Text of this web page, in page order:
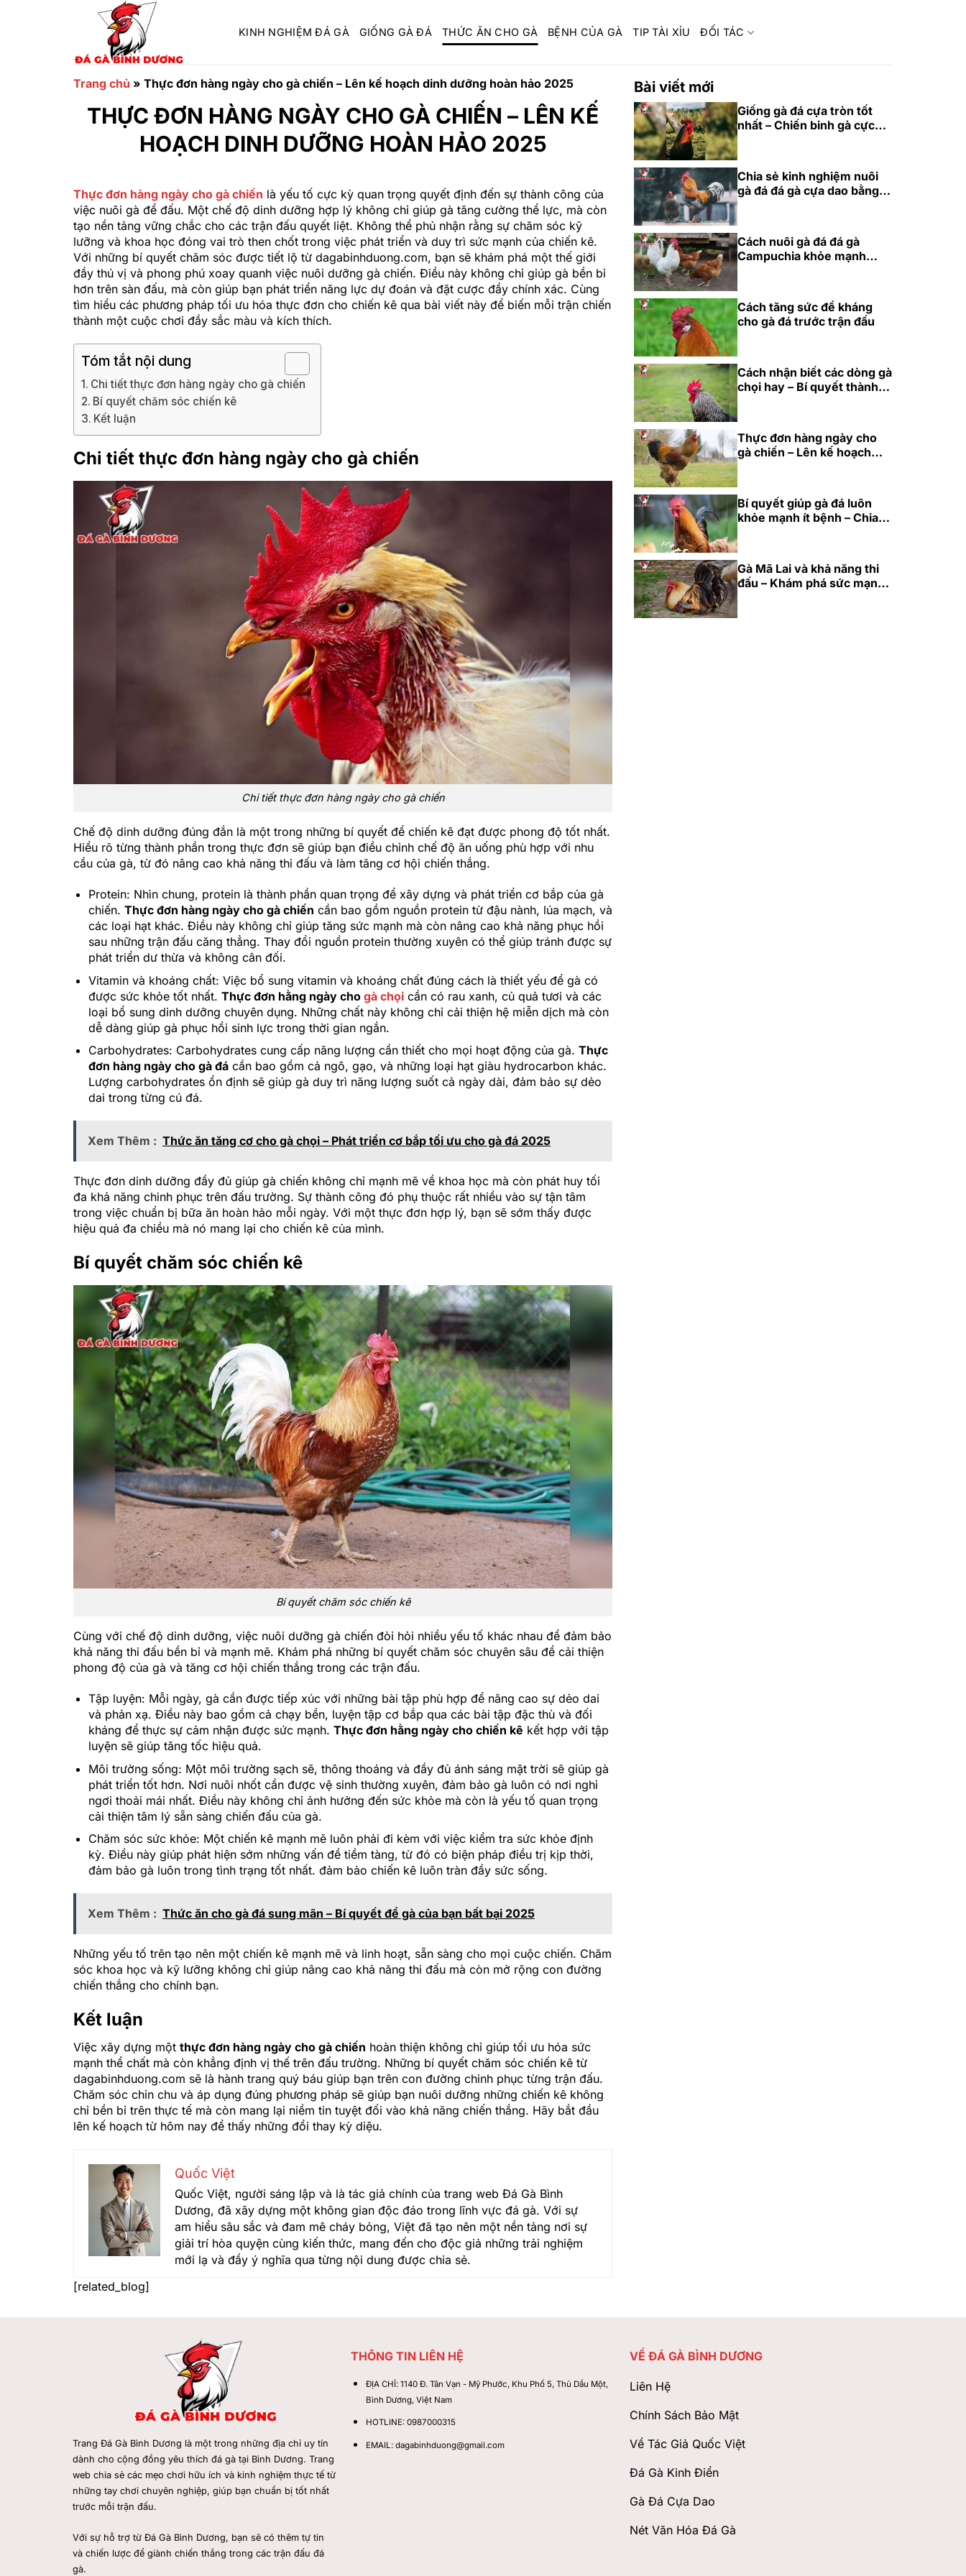
KINH NGHIỆM ĐÁ GÀ GIỐNG GÀ ĐÁ THỨC ĂN CHO GÀ BỆNH CỦA GÀ TIP TÀI XỈU ĐỐI TÁC
Trang chủ » Thực đơn hàng ngày cho gà chiến – Lên kế hoạch dinh dưỡng hoàn hảo 2025
THỰC ĐƠN HÀNG NGÀY CHO GÀ CHIẾN – LÊN KẾ
HOẠCH DINH DƯỠNG HOÀN HẢO 2025
Thực đơn hàng ngày cho gà chiến là yếu tố cực kỳ quan trọng quyết định đến sự thành công của
việc nuôi gà để đấu. Một chế độ dinh dưỡng hợp lý không chỉ giúp gà tăng cường thể lực, mà còn
tạo nền tảng vững chắc cho các trận đấu quyết liệt. Không thể phủ nhận rằng sự chăm sóc kỹ
lưỡng và khoa học đóng vai trò then chốt trong việc phát triển và duy trì sức mạnh của chiến kê.
Với những bí quyết chăm sóc được tiết lộ từ dagabinhduong.com, bạn sẽ khám phá một thế giới
đầy thú vị và phong phú xoay quanh việc nuôi dưỡng gà chiến. Điều này không chỉ giúp gà bền bỉ
hơn trên sàn đấu, mà còn giúp bạn phát triển năng lực dự đoán và đặt cược đầy chính xác. Cùng
tìm hiểu các phương pháp tối ưu hóa thực đơn cho chiến kê qua bài viết này để biến mỗi trận chiến
thành một cuộc chơi đầy sắc màu và kích thích.
Tóm tắt nội dung
Chi tiết thực đơn hàng ngày cho gà chiến
Bí quyết chăm sóc chiến kê
Kết luận
Chi tiết thực đơn hàng ngày cho gà chiến
Chi tiết thực đơn hàng ngày cho gà chiến
Chế độ dinh dưỡng đúng đắn là một trong những bí quyết để chiến kê đạt được phong độ tốt nhất.
Hiểu rõ từng thành phần trong thực đơn sẽ giúp bạn điều chỉnh chế độ ăn uống phù hợp với nhu
cầu của gà, từ đó nâng cao khả năng thi đấu và làm tăng cơ hội chiến thắng.
Protein: Nhìn chung, protein là thành phần quan trọng để xây dựng và phát triển cơ bắp của gà
chiến. Thực đơn hàng ngày cho gà chiến cần bao gồm nguồn protein từ đậu nành, lúa mạch, và
các loại hạt khác. Điều này không chỉ giúp tăng sức mạnh mà còn nâng cao khả năng phục hồi
sau những trận đấu căng thẳng. Thay đổi nguồn protein thường xuyên có thể giúp tránh được sự
phát triển dư thừa và không cân đối.
Vitamin và khoáng chất: Việc bổ sung vitamin và khoáng chất đúng cách là thiết yếu để gà có
được sức khỏe tốt nhất. Thực đơn hằng ngày cho gà chọicần có rau xanh, củ quả tươi và các
loại bổ sung dinh dưỡng chuyên dụng. Những chất này không chỉ cải thiện hệ miễn dịch mà còn
dễ dàng giúp gà phục hồi sinh lực trong thời gian ngắn.
Carbohydrates: Carbohydrates cung cấp năng lượng cần thiết cho mọi hoạt động của gà. Thực
đơn hàng ngày cho gà đácần bao gồm cả ngô, gạo, và những loại hạt giàu hydrocarbon khác.
Lượng carbohydrates ổn định sẽ giúp gà duy trì năng lượng suốt cả ngày dài, đảm bảo sự dẻo
dai trong từng cú đá.
Xem Thêm : Thức ăn tăng cơ cho gà chọi – Phát triển cơ bắp tối ưu cho gà đá 2025
Thực đơn dinh dưỡng đầy đủ giúp gà chiến không chỉ mạnh mẽ về khoa học mà còn phát huy tối
đa khả năng chinh phục trên đấu trường. Sự thành công đó phụ thuộc rất nhiều vào sự tận tâm
trong việc chuẩn bị bữa ăn hoàn hảo mỗi ngày. Với một thực đơn hợp lý, bạn sẽ sớm thấy được
hiệu quả đa chiều mà nó mang lại cho chiến kê của mình.
Bí quyết chăm sóc chiến kê
Bí quyết chăm sóc chiến kê
Cùng với chế độ dinh dưỡng, việc nuôi dưỡng gà chiến đòi hỏi nhiều yếu tố khác nhau để đảm bảo
khả năng thi đấu bền bỉ và mạnh mẽ. Khám phá những bí quyết chăm sóc chuyên sâu để cải thiện
phong độ của gà và tăng cơ hội chiến thắng trong các trận đấu.
Tập luyện: Mỗi ngày, gà cần được tiếp xúc với những bài tập phù hợp để nâng cao sự dẻo dai
và phản xạ. Điều này bao gồm cả chạy bền, luyện tập cơ bắp qua các bài tập đặc thù và đối
kháng để thực sự cảm nhận được sức mạnh. Thực đơn hằng ngày cho chiến kê kết hợp với tập
luyện sẽ giúp tăng tốc hiệu quả.
Môi trường sống: Một môi trường sạch sẽ, thông thoáng và đầy đủ ánh sáng mặt trời sẽ giúp gà
phát triển tốt hơn. Nơi nuôi nhốt cần được vệ sinh thường xuyên, đảm bảo gà luôn có nơi nghỉ
ngơi thoải mái nhất. Điều này không chỉ ảnh hưởng đến sức khỏe mà còn là yếu tố quan trọng
cải thiện tâm lý sẵn sàng chiến đấu của gà.
Chăm sóc sức khỏe: Một chiến kê mạnh mẽ luôn phải đi kèm với việc kiểm tra sức khỏe định
kỳ. Điều này giúp phát hiện sớm những vấn đề tiềm tàng, từ đó có biện pháp điều trị kịp thời,
đảm bảo gà luôn trong tình trạng tốt nhất. đảm bảo chiến kê luôn tràn đầy sức sống.
Xem Thêm : Thức ăn cho gà đá sung mãn – Bí quyết để gà của bạn bất bại 2025
Những yếu tố trên tạo nên một chiến kê mạnh mẽ và linh hoạt, sẵn sàng cho mọi cuộc chiến. Chăm
sóc khoa học và kỹ lưỡng không chỉ giúp nâng cao khả năng thi đấu mà còn mở rộng con đường
chiến thắng cho chính bạn.
Kết luận
Việc xây dựng một thực đơn hàng ngày cho gà chiến hoàn thiện không chỉ giúp tối ưu hóa sức
mạnh thể chất mà còn khẳng định vị thế trên đấu trường. Những bí quyết chăm sóc chiến kê từ
dagabinhduong.com sẽ là hành trang quý báu giúp bạn trên con đường chinh phục từng trận đấu.
Chăm sóc chỉn chu và áp dụng đúng phương pháp sẽ giúp bạn nuôi dưỡng những chiến kê không
chỉ bền bỉ trên thực tế mà còn mang lại niềm tin tuyệt đối vào khả năng chiến thắng. Hãy bắt đầu
lên kế hoạch từ hôm nay để thấy những đổi thay kỳ diệu.
Quốc Việt
Quốc Việt, người sáng lập và là tác giả chính của trang web Đá Gà Bình
Dương, đã xây dựng một không gian độc đáo trong lĩnh vực đá gà. Với sự
am hiểu sâu sắc và đam mê cháy bỏng, Việt đã tạo nên một nền tảng nơi sự
giải trí hòa quyện cùng kiến thức, mang đến cho độc giả những trải nghiệm
mới lạ và đầy ý nghĩa qua từng nội dung được chia sẻ.
[related_blog]
Bài viết mới
Giống gà đá cựa tròn tốt
nhất – Chiến binh gà cực
Chia sẻ kinh nghiệm nuôi
gà đá đá gà cựa dao bằng
Cách nuôi gà đá đá gà
Campuchia khỏe mạnh
Cách tăng sức đề kháng
cho gà đá trước trận đấu
Cách nhận biết các dòng gà
chọi hay – Bí quyết thành
Thực đơn hàng ngày cho
gà chiến – Lên kế hoạch
Bí quyết giúp gà đá luôn
khỏe mạnh ít bệnh – Chia
Gà Mã Lai và khả năng thi
đấu – Khám phá sức mạnh
Trang Đá Gà Bình Dương là một trong những địa chỉ uy tín
dành cho cộng đồng yêu thích đá gà tại Bình Dương. Trang
web chia sẻ các mẹo chơi hữu ích và kinh nghiệm thực tế từ
những tay chơi chuyên nghiệp, giúp bạn chuẩn bị tốt nhất
trước mỗi trận đấu.
Với sự hỗ trợ từ Đá Gà Bình Dương, bạn sẽ có thêm tự tin
và chiến lược để giành chiến thắng trong các trận đấu đá
gà.
THÔNG TIN LIÊN HỆ
ĐỊA CHỈ: 1140 Đ. Tân Vạn - Mỹ Phước, Khu Phố 5, Thủ Dầu Một,
Bình Dương, Việt Nam
HOTLINE: 0987000315
EMAIL: dagabinhduong@gmail.com
VỀ ĐÁ GÀ BÌNH DƯƠNG
Liên Hệ
Chính Sách Bảo Mật
Về Tác Giả Quốc Việt
Đá Gà Kinh Điển
Gà Đá Cựa Dao
Nét Văn Hóa Đá Gà